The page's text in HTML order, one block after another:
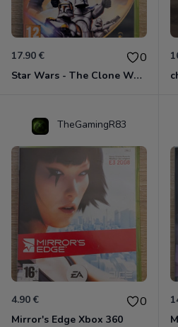
17.90 € 0
Star Wars - The Clone Wars - Les Héros De La République Xbox 360
TheGamingR83
4.90 € 0
Mirror's Edge Xbox 360